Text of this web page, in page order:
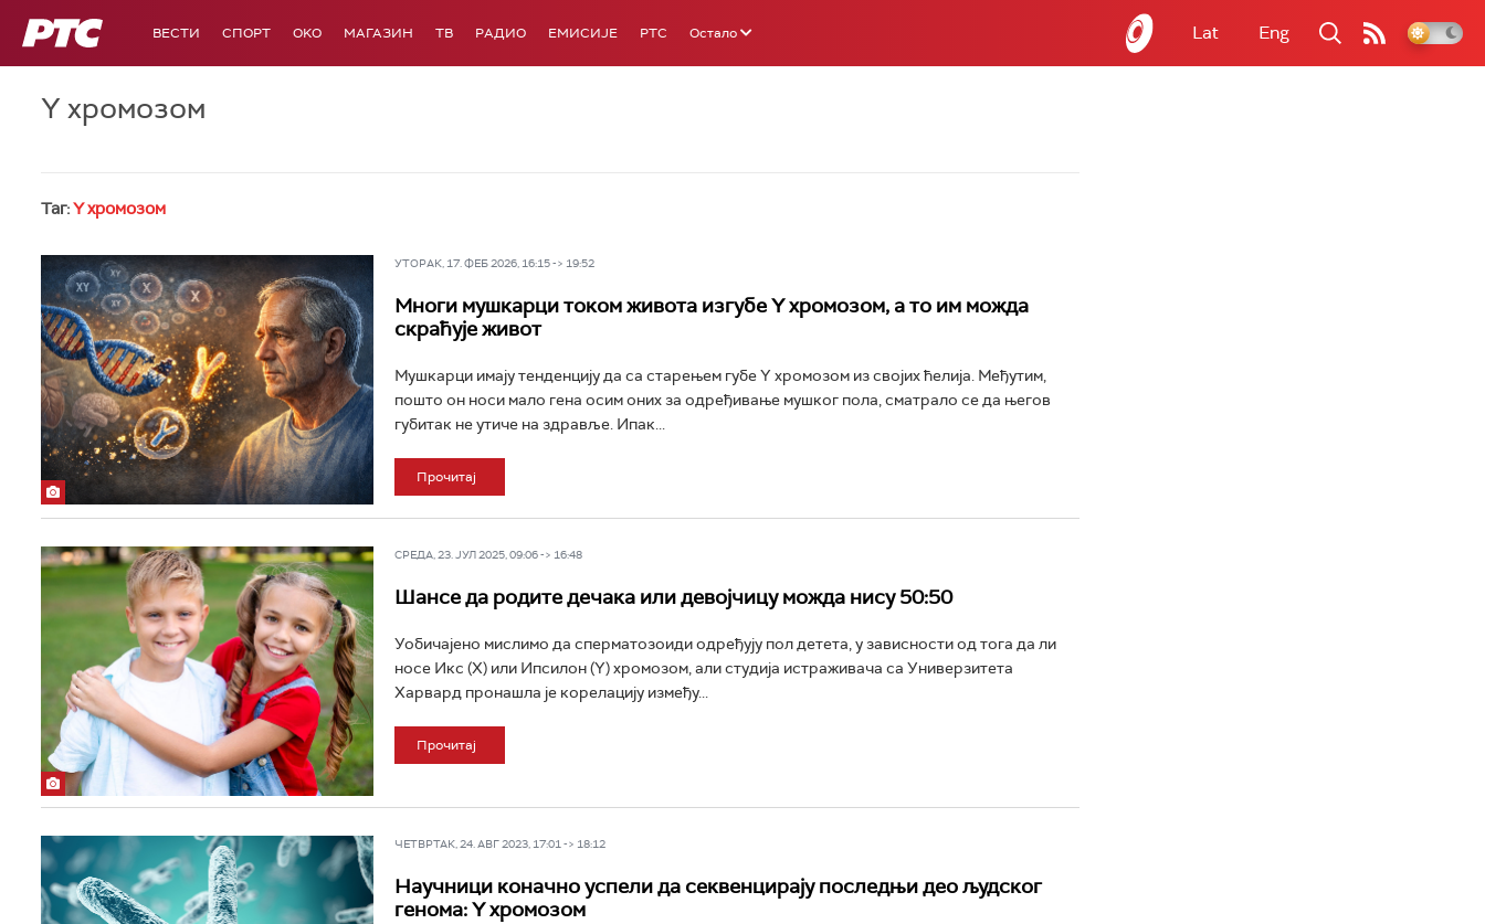
РТС ВЕСТИ СПОРТ OKO МАГАЗИН ТВ РАДИО ЕМИСИЈЕ РТС Остало Lat Eng
Y хромозом
Таг:Y хромозом
УТОРАК, 17. ФЕБ 2026, 16:15 -> 19:52
Многи мушкарци током живота изгубе Y хромозом, а то им можда
скраћује живот
Мушкарци имају тенденцију да са старењем губе Y хромозом из својих ћелија. Међутим,
пошто он носи мало гена осим оних за одређивање мушког пола, сматрало се да његов
губитак не утиче на здравље. Ипак...
Прочитај
СРЕДА, 23. ЈУЛ 2025, 09:06 -> 16:48
Шансе да родите дечака или девојчицу можда нису 50:50
Уобичајено мислимо да сперматозоиди одређују пол детета, у зависности од тога да ли
носе Икс (X) или Ипсилон (Y) хромозом, али студија истраживача са Универзитета
Харвард пронашла је корелацију између...
Прочитај
ЧЕТВРТАК, 24. АВГ 2023, 17:01 -> 18:12
Научници коначно успели да секвенцирају последњи део људског
генома: Y хромозом